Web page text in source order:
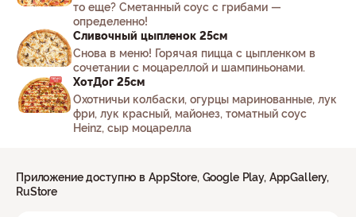
то еще? Сметанный соус с грибами —
определенно!
Сливочный цыпленок 25см
Снова в меню! Горячая пицца с цыпленком в
сочетании с моцареллой и шампиньонами.
ХотДог 25см
Охотничьи колбаски, огурцы маринованные, лук
фри, лук красный, майонез, томатный соус
Heinz, сыр моцарелла
Приложение доступно в AppStore, Google Play, AppGallery,
RuStore